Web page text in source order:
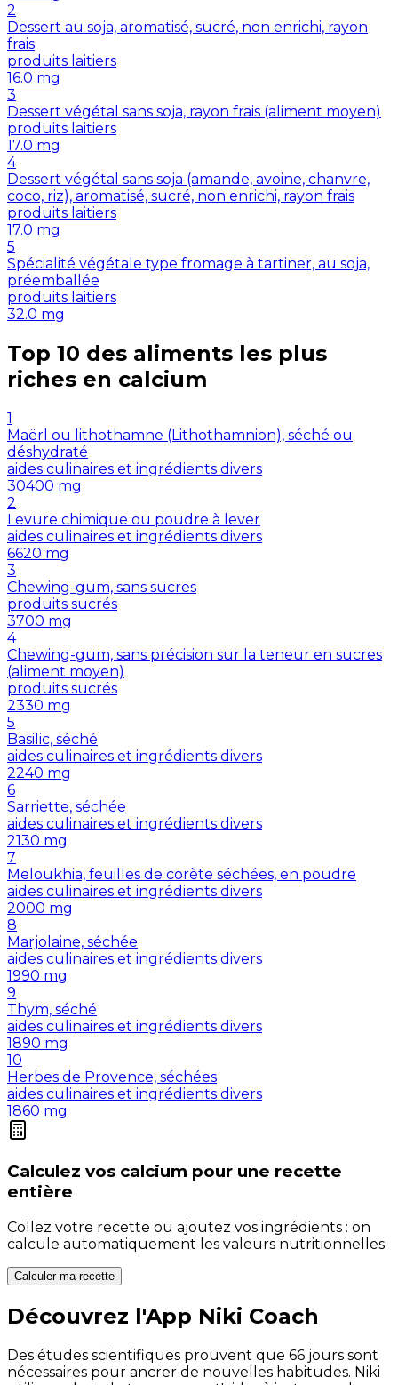
2
Dessert au soja, aromatisé, sucré, non enrichi, rayon
frais
produits laitiers
16.0 mg
3
Dessert végétal sans soja, rayon frais (aliment moyen)
produits laitiers
17.0 mg
4
Dessert végétal sans soja (amande, avoine, chanvre,
coco, riz), aromatisé, sucré, non enrichi, rayon frais
produits laitiers
17.0 mg
5
Spécialité végétale type fromage à tartiner, au soja,
préemballée
produits laitiers
32.0 mg
Top 10 des aliments les plus
riches en calcium
1
Maërl ou lithothamne (Lithothamnion), séché ou
déshydraté
aides culinaires et ingrédients divers
30400 mg
2
Levure chimique ou poudre à lever
aides culinaires et ingrédients divers
6620 mg
3
Chewing-gum, sans sucres
produits sucrés
3700 mg
4
Chewing-gum, sans précision sur la teneur en sucres
(aliment moyen)
produits sucrés
2330 mg
5
Basilic, séché
aides culinaires et ingrédients divers
2240 mg
6
Sarriette, séchée
aides culinaires et ingrédients divers
2130 mg
7
Meloukhia, feuilles de corète séchées, en poudre
aides culinaires et ingrédients divers
2000 mg
8
Marjolaine, séchée
aides culinaires et ingrédients divers
1990 mg
9
Thym, séché
aides culinaires et ingrédients divers
1890 mg
10
Herbes de Provence, séchées
aides culinaires et ingrédients divers
1860 mg
Calculez vos calcium pour une recette
entière
Collez votre recette ou ajoutez vos ingrédients : on
calcule automatiquement les valeurs nutritionnelles.
Calculer ma recette
Découvrez l'App Niki Coach
Des études scientifiques prouvent que 66 jours sont
nécessaires pour ancrer de nouvelles habitudes. Niki